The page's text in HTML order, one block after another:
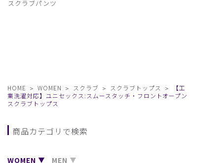
スクラブパンツ
HOME WOMEN スクラブ スクラブトップス
【工
業洗濯対応】ユニセックス:スムースタッチ・フロントオープン
スクラブトップス
商品カテゴリで検索
WOMEN MEN